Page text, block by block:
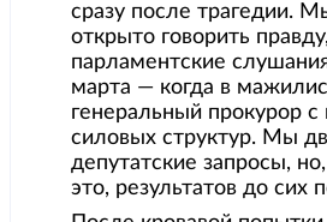
сразу после трагедии.
открыто говорить
парламентские
марта — когда в
генеральный прокурор
силовых структур. Мы
депутатские запросы,
это, результатов до сих